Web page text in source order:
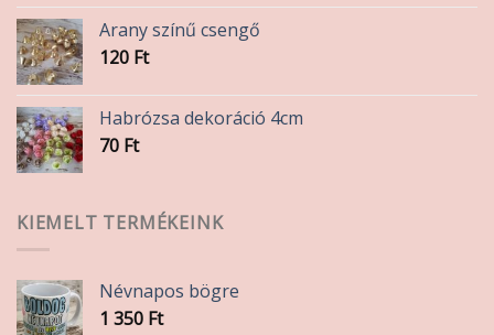
-
330 Ft
Arany színű csengő
120 Ft
Habrózsa dekoráció 4cm
70 Ft
KIEMELT TERMÉKEINK
Névnapos bögre
1 350 Ft